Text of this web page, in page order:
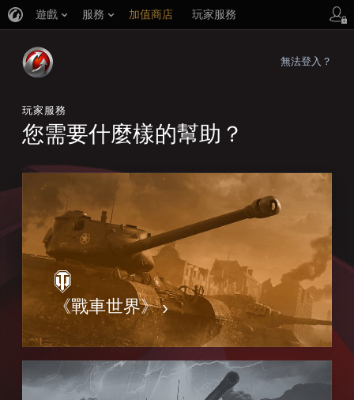
遊戲 服務 加值商店 玩家服務
無法登入？
玩家服務
您需要什麼樣的幫助？
《戰車世界》